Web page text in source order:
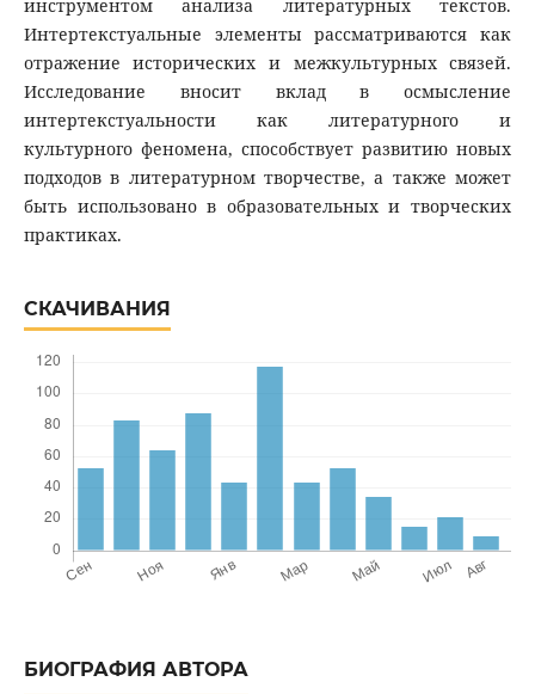
инструментом анализа литературных текстов.
Интертекстуальные элементы рассматриваются как
отражение исторических и межкультурных связей.
Исследование вносит вклад в осмысление
интертекстуальности как литературного и
культурного феномена, способствует развитию новых
подходов в литературном творчестве, а также может
быть использовано в образовательных и творческих
практиках.
СКАЧИВАНИЯ
БИОГРАФИЯ АВТОРА